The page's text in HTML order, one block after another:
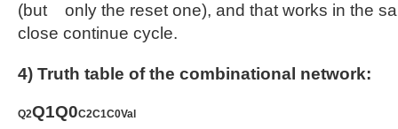
(but only the reset one), and that works in the
close continue cycle.
4) Truth table of the combinational network:
Q2Q1Q0C2C1C0Val